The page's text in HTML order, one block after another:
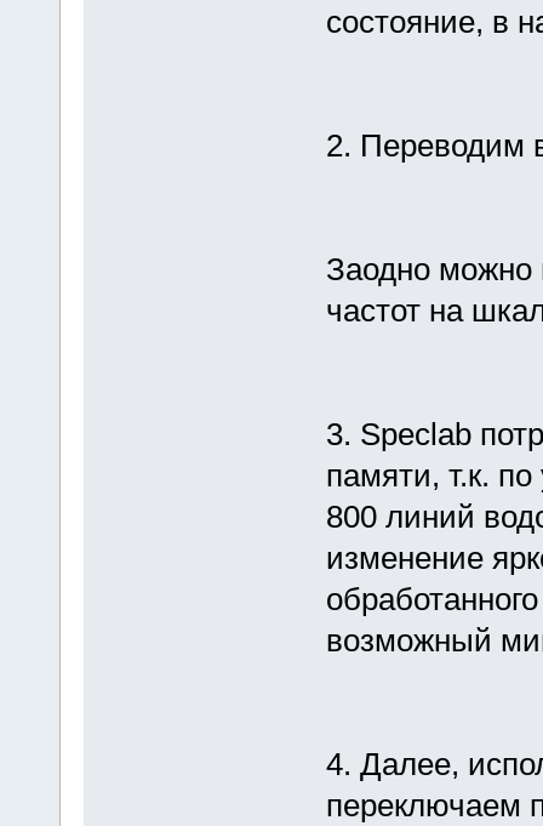
состояние, в
2. Переводим
Заодно можно
частот на
3. Speclab
памяти, т.к.
800 линий
изменение
возможный
4. Далее,
переключаем